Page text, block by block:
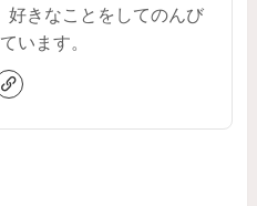
好きなことをしてのんび
います。